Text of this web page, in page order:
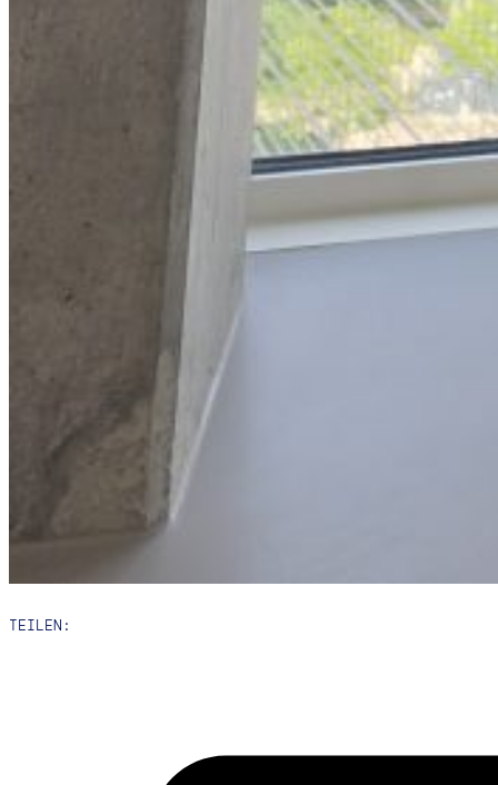
TEILEN: